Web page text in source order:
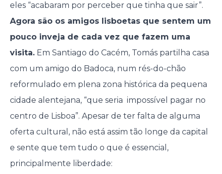
eles “acabaram por perceber que tinha que sair”.
Agora são os amigos lisboetas que sentem um
pouco inveja de cada vez que fazem uma
visita.Em Santiago do Cacém, Tomás partilha casa
com um amigo do Badoca, num rés-do-chão
reformulado em plena zona histórica da pequena
cidade alentejana, “que seria impossível pagar no
centro de Lisboa”. Apesar de ter falta de alguma
oferta cultural, não está assim tão longe da capital
e sente que tem tudo o que é essencial,
principalmente liberdade: